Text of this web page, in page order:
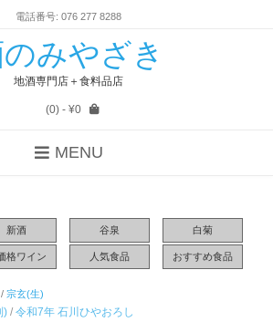
電話番号: 076 277 8288
みやざき
地酒専門店＋食料品店
(0)- ¥0
MENU
新酒 谷泉 白菊
格ワイン 人気食品 おすすめ食品
/ 宗玄(生)
) / 令和7年 石川ひやおろし